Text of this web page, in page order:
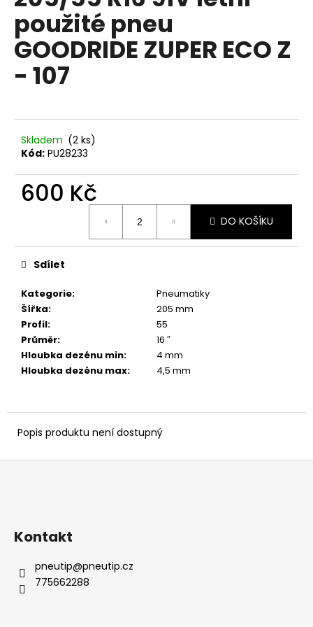
5
hvězdiček.
použité pneu
GOODRIDE ZUPER ECO Z
- 107
Skladem (2 ks)
Kód: PU28233
600 Kč
DO KOŠÍKU
Kategorie:
Pneumatiky
Šířka:
205 mm
Profil:
55
Průměr:
16 ″
Hloubka dezénu min:
4 mm
Hloubka dezénu max: 4,5 mm
Sdílet
Popis produktu není dostupný
a
j
í
t
o
u
č
u
e
m
Z
Kontakt
pneutip@pneutip.cz
775662288